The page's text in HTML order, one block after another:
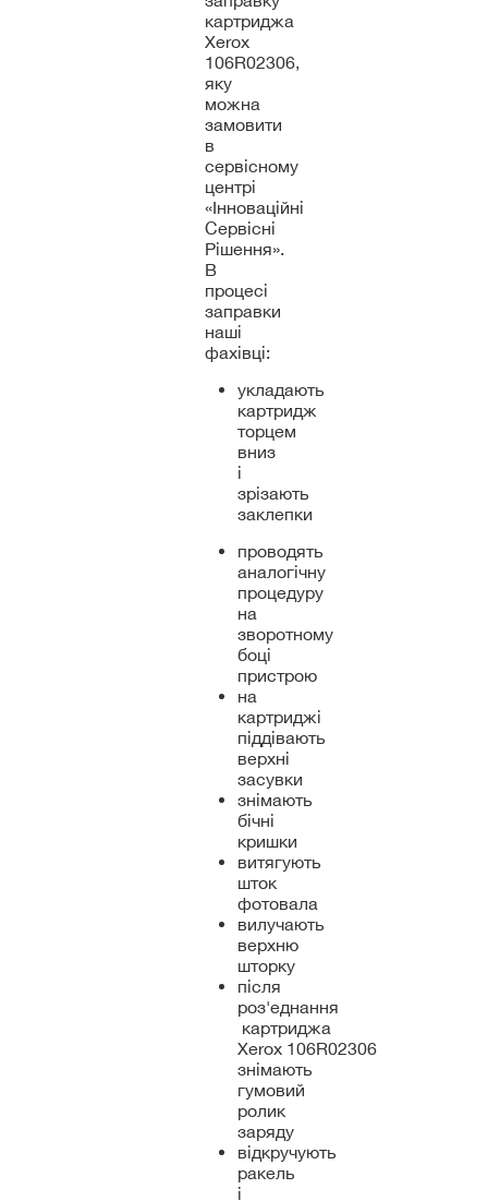
картриджа
Xerox
106R02306,
яку
можна
замовити
в
сервісному
центрі
«Інноваційні
Сервісні
Рішення».
В
процесі
заправки
наші
фахівці:
укладають
картридж
торцем
вниз
і
зрізають
заклепки
проводять
аналогічну
процедуру
на
зворотному
боці
пристрою
на
картриджі
піддівають
верхні
засувки
знімають
бічні
кришки
витягують
шток
фотовала
вилучають
верхню
шторку
після
роз'еднання
картриджа
Xerox 106R02306
знімають
гумовий
ролик
заряду
відкручують
ракель
і